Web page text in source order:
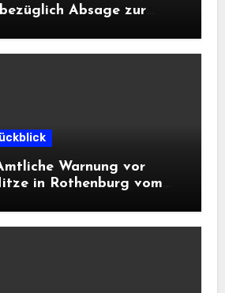
Absage zur
Warnung vor
in Rothenburg vom